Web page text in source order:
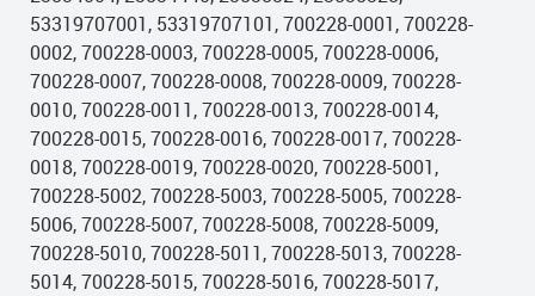
53319707001, 53319707101, 700228-0001, 700228-
0002, 700228-0003, 700228-0005, 700228-0006,
700228-0007, 700228-0008, 700228-0009, 700228-
0010, 700228-0011, 700228-0013, 700228-0014,
700228-0015, 700228-0016, 700228-0017, 700228-
0018, 700228-0019, 700228-0020, 700228-5001,
700228-5002, 700228-5003, 700228-5005, 700228-
5006, 700228-5007, 700228-5008, 700228-5009,
700228-5010, 700228-5011, 700228-5013, 700228-
5014, 700228-5015, 700228-5016, 700228-5017,